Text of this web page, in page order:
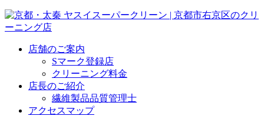
店舗のご案内
Sマーク登録店
クリーニング料金
店長のご紹介
繊維製品品質管理士
アクセスマップ